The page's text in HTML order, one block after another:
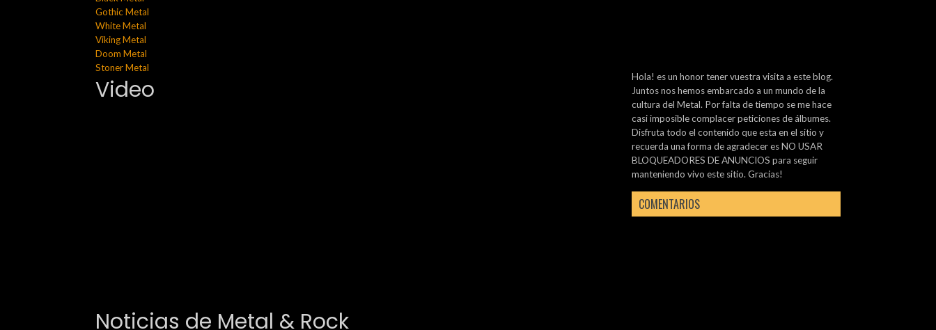
Gothic Metal
White Metal
Viking Metal
Doom Metal
Stoner Metal
Video
Noticias de Metal & Rock
Hola! es un honor tener vuestra visita a este blog.
Juntos nos hemos embarcado a un mundo de la
cultura del Metal. Por falta de tiempo se me hace
casi imposible complacer peticiones de álbumes.
Disfruta todo el contenido que esta en el sitio y
recuerda una forma de agradecer es NO USAR
BLOQUEADORES DE ANUNCIOS para seguir
manteniendo vivo este sitio. Gracias!
COMENTARIOS